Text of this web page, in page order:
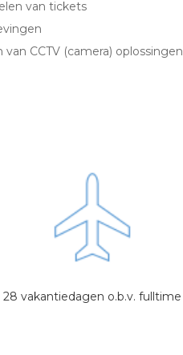
van tickets
CCTV (camera) oplossingen
28 vakantiedagen o.b.v. fulltime